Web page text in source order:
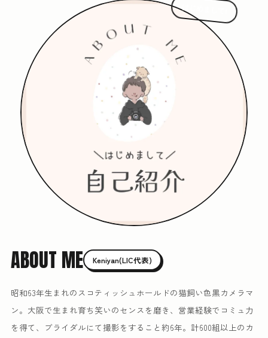
はじめまして!
ABOUT ME Keniyan(LIC代表)
昭和63年生まれのスコティッシュホールドの猫飼い色黒カメラマ
ン。大阪で生まれ育ち笑いのセンスを磨き、営業経験でコミュ力
を得て、ブライダルにて撮影をすること約6年。計600組以上のカ